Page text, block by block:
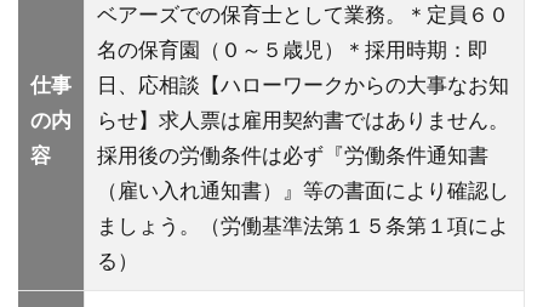
仕事
の内
容
ベアーズでの保育士として業務。＊定員６０
名の保育園（０～５歳児）＊採用時期：即
日、応相談【ハローワークからの大事なお知
らせ】求人票は雇用契約書ではありません。
採用後の労働条件は必ず『労働条件通知書
（雇い入れ通知書）』等の書面により確認し
ましょう。（労働基準法第１５条第１項によ
る）